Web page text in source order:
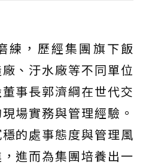
練，歷經集團旗下飯
、汙水廠等不同單位
事長郭濟綱在世代交
場實務與管理經驗。
的處事態度與管理風
進而為集團培養出一